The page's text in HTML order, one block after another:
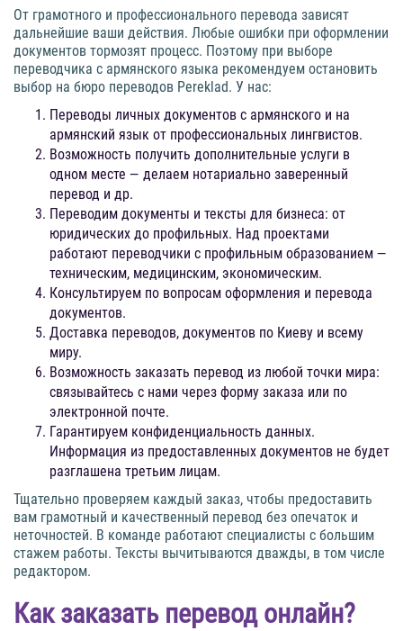
От грамотного и профессионального перевода зависят
дальнейшие ваши действия. Любые ошибки при оформлении
документов тормозят процесс. Поэтому при выборе
переводчика с армянского языка рекомендуем остановить
выбор на бюро переводов Pereklad. У нас:
Переводы личных документов с армянского и на
армянский язык от профессиональных лингвистов.
Возможность получить дополнительные услуги в
одном месте — делаем нотариально заверенный
перевод и др.
Переводим документы и тексты для бизнеса: от
юридических до профильных. Над проектами
работают переводчики с профильным образованием —
техническим, медицинским, экономическим.
Консультируем по вопросам оформления и перевода
документов.
Доставка переводов, документов по Киеву и всему
миру.
Возможность заказать перевод из любой точки мира:
связывайтесь с нами через форму заказа или по
электронной почте.
Гарантируем конфиденциальность данных.
Информация из предоставленных документов не будет
разглашена третьим лицам.
Тщательно проверяем каждый заказ, чтобы предоставить
вам грамотный и качественный перевод без опечаток и
неточностей. В команде работают специалисты с большим
стажем работы. Тексты вычитываются дважды, в том числе
редактором.
Как заказать перевод онлайн?